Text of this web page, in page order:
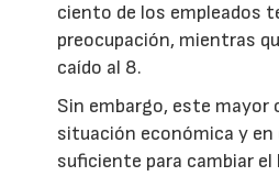
ciento de los empleados
preocupación, mientras
caído al 8.
Sin embargo, este mayor
situación económica y en
suficiente para cambiar